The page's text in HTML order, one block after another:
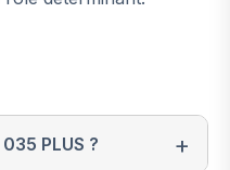
PLUS ?